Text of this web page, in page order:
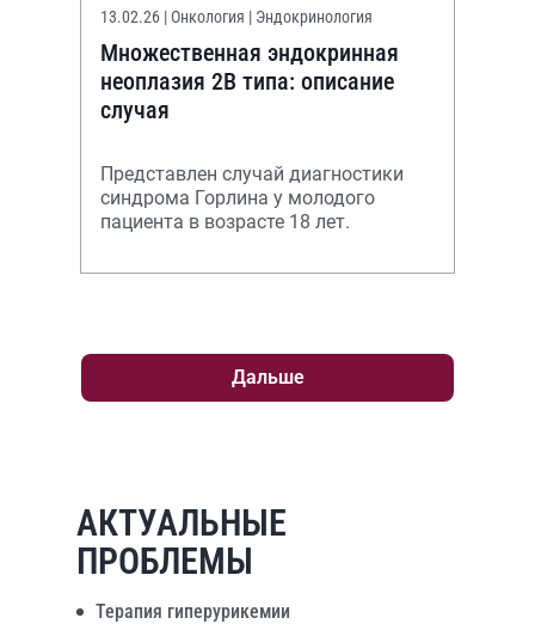
13.02.26 | Онкология | Эндокринология
Множественная эндокринная
неоплазия 2В типа: описание
случая
Представлен случай диагностики
синдрома Горлина у молодого
пациента в возрасте 18 лет.
Дальше
АКТУАЛЬНЫЕ
ПРОБЛЕМЫ
Терапия гиперурикемии